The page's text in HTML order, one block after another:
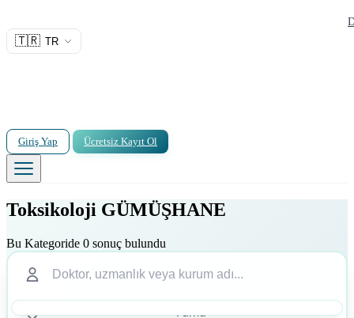
🇹🇷 TR
Giriş Yap Ücretsiz Kayıt Ol
Toksikoloji GÜMÜŞHANE
Bu Kategoride 0 sonuç bulundu